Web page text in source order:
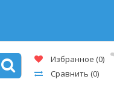
Избранное (0)
Сравнить (0)